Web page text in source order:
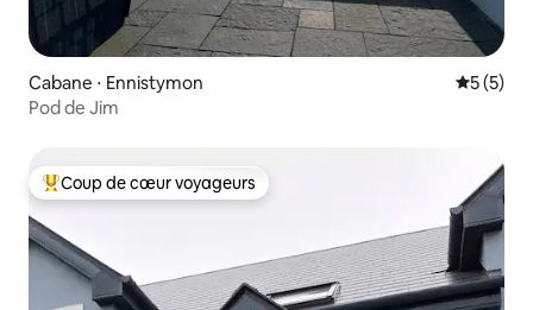
Cabane ⋅ Ennistymon
5 (5)
Pod de Jim
Coups de cœur voyageurs les plus appréciés
Coup de cœur voyageurs